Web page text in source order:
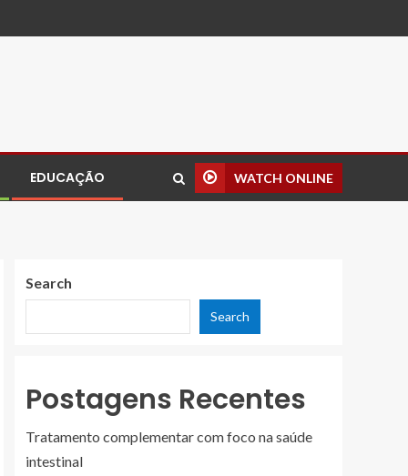
EDUCAÇÃO WATCH ONLINE
Search
Search
Postagens Recentes
Tratamento complementar com foco na saúde
intestinal